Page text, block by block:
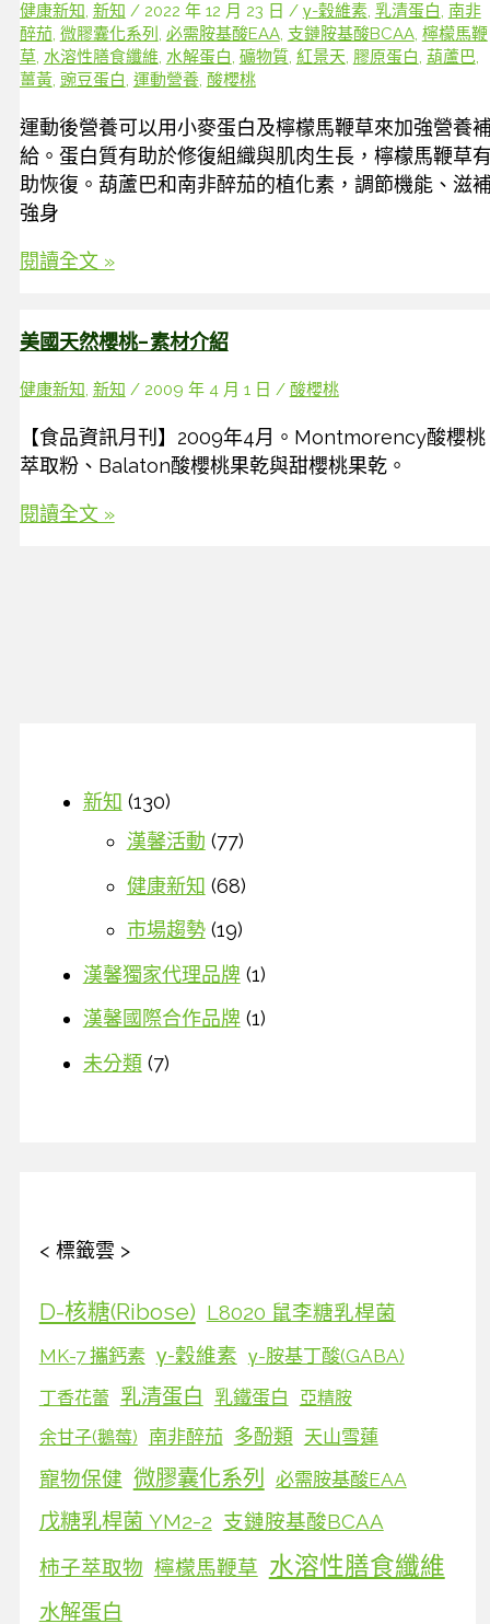
新知 (130)
漢馨活動 (77)
健康新知 (68)
市場趨勢(19)
漢馨獨家代理品牌(1)
漢馨國際合作品牌(1)
未分類 (7)
< 標籤雲 >
D-核糖(Ribose) L8020 鼠李糖乳桿菌
MK-7 攜鈣素 γ-穀維素 γ-胺基丁酸(GABA)
丁香花蕾 乳清蛋白 乳鐵蛋白
亞精胺
余甘子(鵝莓)
南非醉茄 多酚類 天山雪蓮
寵物保健 微膠囊化系列 必需胺基酸EAA
戊糖乳桿菌 YM2-2 支鏈胺基酸BCAA
柿子萃取物 檸檬馬鞭草 水溶性膳食纖維
水解蛋白
案-
運
動
健康新知, 新知 / 2022 年 12 月 23 日 / γ-穀維素, 乳清蛋白, 南非
醉茄, 微膠囊化系列 , 必需胺基酸EAA, 支鏈胺基酸BCAA, 檸檬馬鞭
草, 水溶性膳食纖維, 水解蛋白, 礦物質, 紅景天, 膠原蛋白, 葫蘆巴,
薑黃, 豌豆蛋白, 運動營養, 酸櫻桃
運動後營養可以用小麥蛋白及檸檬馬鞭草來加強營養
給。蛋白質有助於修復組織與肌肉生長，檸檬馬鞭草
助恢復。葫蘆巴和南非醉茄的植化素，調節機能、滋
強身
運
營
補
給
(Post-
workout)
–
拒
閱讀全文 »
美國天然櫻桃-素材介紹
健康新知, 新知 / 2009 年 4 月 1 日 / 酸櫻桃
【食品資訊月刊】2009年4月。Montmorency酸櫻桃
萃取粉、Balaton酸櫻桃果乾與甜櫻桃果乾。
美
閱讀全文 »